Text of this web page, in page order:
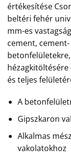
értékesítése
beltéri fehér
mm-es
cement,
hézagkitöltésére
és teljes
A
Gipszkaron
Alkalmas
vakolatokhoz